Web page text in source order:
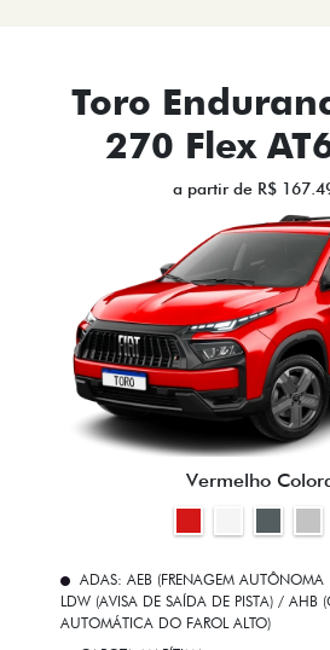
Toro
270 Flex
a partir de R$
Vermelho
ADAS: AEB (FRENAGEM AUTÔNOMA
LDW (AVISA DE SAÍDA DE PISTA) / AHB
AUTOMÁTICA DO FAROL ALTO)